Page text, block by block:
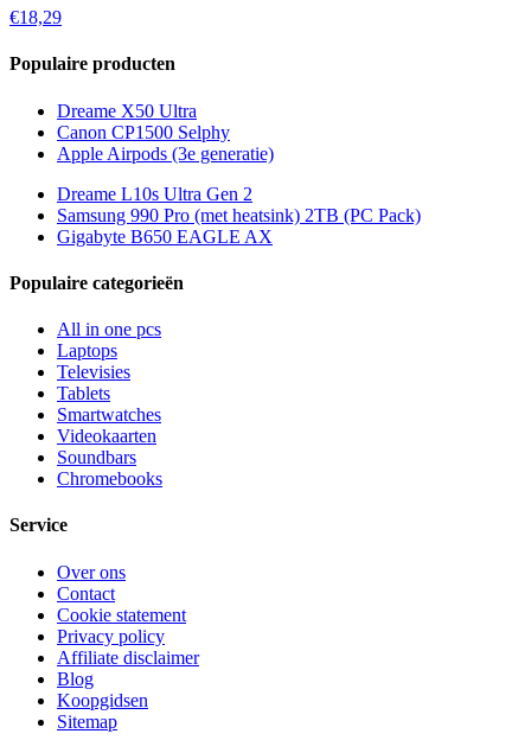
€18,29
Populaire producten
Dreame X50 Ultra
Canon CP1500 Selphy
Apple Airpods (3e generatie)
Dreame L10s Ultra Gen 2
Samsung 990 Pro (met heatsink) 2TB (PC Pack)
Gigabyte B650 EAGLE AX
Populaire categorieën
All in one pcs
Laptops
Televisies
Tablets
Smartwatches
Videokaarten
Soundbars
Chromebooks
Service
Over ons
Contact
Cookie statement
Privacy policy
Affiliate disclaimer
Blog
Koopgidsen
Sitemap